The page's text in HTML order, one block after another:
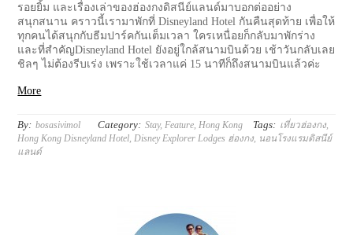
รอยยิ้ม และเรื่องเล่าของฮ่องกงดิสนีย์แลนด์มาบอกต่ออย่าง
สนุกสนาน คราวนี้เรามาพักที่ Disneyland Hotel กันคืนสุดท้าย เพื่อให้
ทุกคนได้สนุกกับธีมปาร์คกันเต็มเวลา ใครเหนื่อยก็กลับมาพักร่าง
และที่สำคัญDisneyland Hotel ยังอยู่ใกล้สนามบินด้วย เช้าวันกลับเลย
ชิลๆ ไม่ต้องรีบเร่ง เพราะใช้เวลาแค่ 15 นาทีก็ถึงสนามบินแล้วค่ะ
More
By: bosasivimol Category: Stay,Feature,Hong Kong Tags: เที่ยวฮ่องกง,
Hong Kong Disneyland Hotel,Disney Explorer Lodges ฮ่องกง, นอนโรงแรมดิสนีย์
แลนด์